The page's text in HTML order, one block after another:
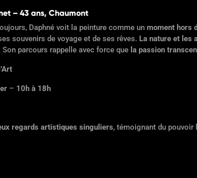
– 43 ans, Chaumont
Daphné voit la peinture comme un moment hors
souvenirs de voyage et de ses rêves. La nature et les
parcours rappelle avec force que la passion
– 10h à 18h
regards artistiques singuliers, témoignant du pouvoir